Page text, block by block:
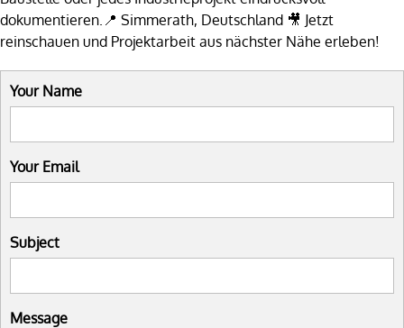
dokumentieren.📍 Simmerath, Deutschland 🎥 Jetzt
reinschauen und Projektarbeit aus nächster Nähe erleben!
Your Name
Your Email
Subject
Message